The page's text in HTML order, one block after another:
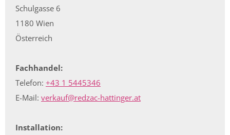
Schulgasse 6
1180 Wien
Österreich
Fachhandel:
Telefon: +43 1 5445346
E-Mail: verkauf@redzac-hattinger.at
Installation: